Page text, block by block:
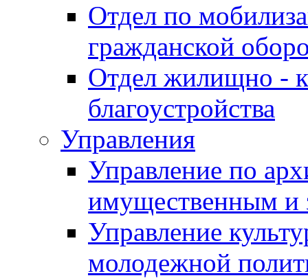
Отдел по
гражданской
Отдел жилищно -
благоустройства
Управления
Управление по
имущественным и
Управление
молодежной